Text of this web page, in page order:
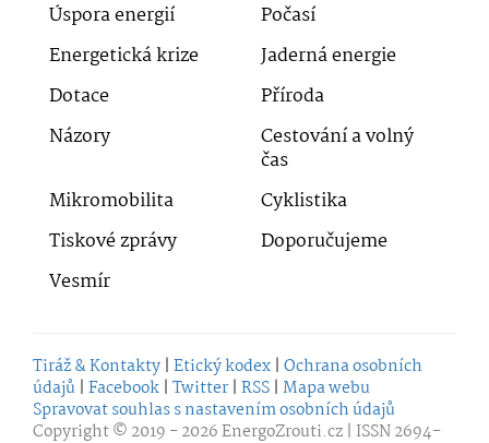
Úspora energií
Počasí
Energetická krize
Jaderná energie
Dotace
Příroda
Názory
Cestování a volný
čas
Mikromobilita
Cyklistika
Tiskové zprávy
Doporučujeme
Vesmír
Tiráž & Kontakty | Etický kodex | Ochrana osobních
údajů | Facebook | Twitter | RSS | Mapa webu
Spravovat souhlas s nastavením osobních údajů
Copyright © 2019 - 2026EnergoZrouti.cz | ISSN 2694-